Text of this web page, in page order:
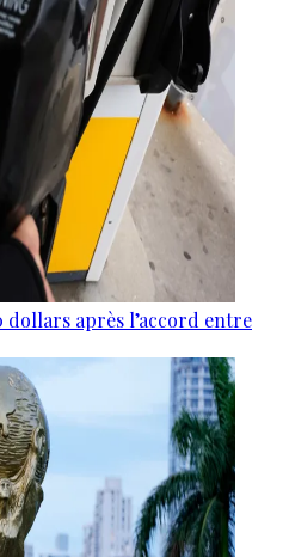
dollars après l’accord entre